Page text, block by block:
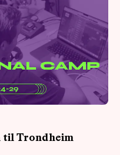
til Trondheim